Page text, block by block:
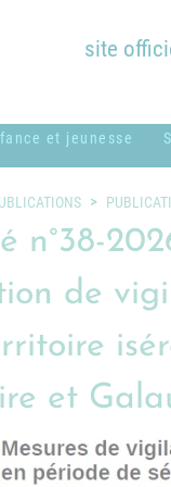
site
et jeunesse
maternelles ou
de loisirs
"Marc Lentillon"
Petit Prince"
n°38-
de
et